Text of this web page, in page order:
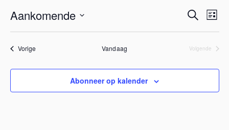
en
Zoeken
Lijst
Aankomende
datum.
VorigeEvenementen Vandaag Volgende
Abonneer op kalender